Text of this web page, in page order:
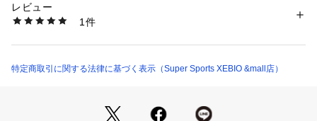
め、多少の誤差が生じる場合がございます。
※シューズの製造過程で、接着剤の付着や縫製のズレ・歪みが
※靴ひもの長さについては、左右10cm以内の差までは弊社許
商品番号：
10701705801 （ショップ）
レビュー
1件
特定商取引に関する法律に基づく表示（Super Sports XEBIO &mall店）